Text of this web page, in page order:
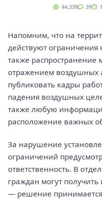
44,339 39
Напомним, что на
действуют ограничения
также распространение
отражением воздушных
публиковать кадры
падения воздушных
также любую
расположение важных
За нарушение
ограничений
ответственность. В
граждан могут
— решение